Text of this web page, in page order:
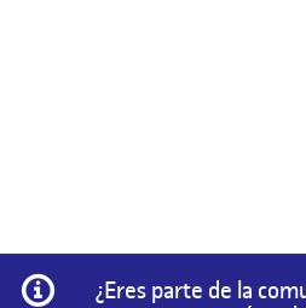
Información
¿Eres parte de la